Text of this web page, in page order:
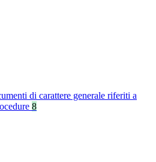
di carattere generale riferiti a
8